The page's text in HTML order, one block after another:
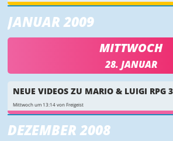
JANUAR 2009
MITTWOCH
28. JANUAR
NEUE VIDEOS ZU MARIO & LUIGI RPG 3
Mittwoch um 13:14 von Freigeist
DEZEMBER 2008